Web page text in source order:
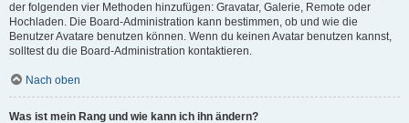
der folgenden vier Methoden hinzufügen: Gravatar, Galerie, Remote oder
Hochladen. Die Board-Administration kann bestimmen, ob und wie die
Benutzer Avatare benutzen können. Wenn du keinen Avatar benutzen kannst,
solltest du die Board-Administration kontaktieren.
Nach oben
Was ist mein Rang und wie kann ich ihn ändern?